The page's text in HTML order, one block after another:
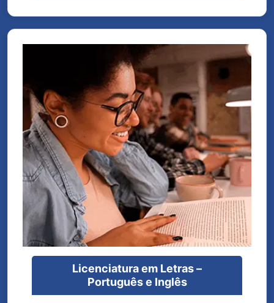
Licenciatura em Letras –
Português e Inglês